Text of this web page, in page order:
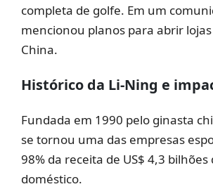
completa de golfe. Em um
mencionou planos para abrir
China.
Histórico da Li-Ning e
Fundada em 1990 pelo ginasta
se tornou uma das empresas
98% da receita de US$ 4,3
doméstico.